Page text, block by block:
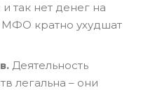
и так нет денег на
МФО кратно ухудшат
Деятельность
легальна – они